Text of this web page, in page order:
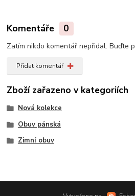
Komentáře 0
Zatím nikdo komentář nepřidal. Buďte
Přidat komentář
Zboží zařazeno v kategoriích
Nová kolekce
Obuv pánská
Zimní obuv